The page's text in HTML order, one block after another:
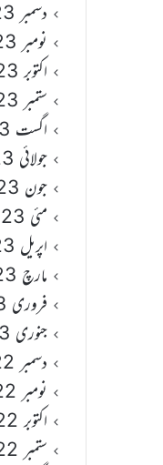
دسمبر 2023
نومبر 2023
اکتوبر 2023
ستمبر 2023
اگست 2023
جولائی 2023
جون 2023
مئی 2023
اپریل 2023
مارچ 2023
فروری 2023
جنوری 2023
دسمبر 2022
نومبر 2022
اکتوبر 2022
ستمبر 2022